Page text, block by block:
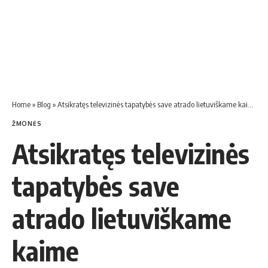
Home» Blog »Atsikratęs televizinės tapatybės save atrado lietuviškame kaime
ŽMONĖS
Atsikratęs televizinės
tapatybės save
atrado lietuviškame
kaime